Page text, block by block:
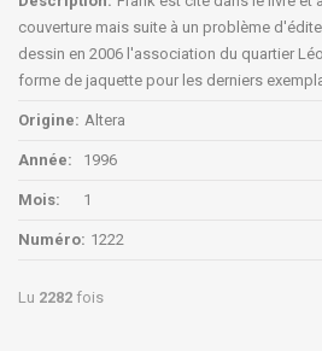
couverture mais suite à un problème
dessin en 2006 l'association du quartier
forme de jaquette pour les derniers
Origine: Altera
Année: 1996
Mois: 1
Numéro: 1222
Lu 2282 fois